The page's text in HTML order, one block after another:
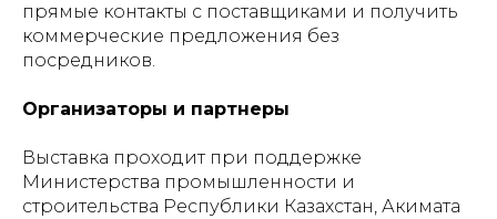
прямые контакты с поставщиками и получить
коммерческие предложения без
посредников.
Организаторы и партнеры
Выставка проходит при поддержке
Министерства промышленности и
строительства Республики Казахстан, Акимата